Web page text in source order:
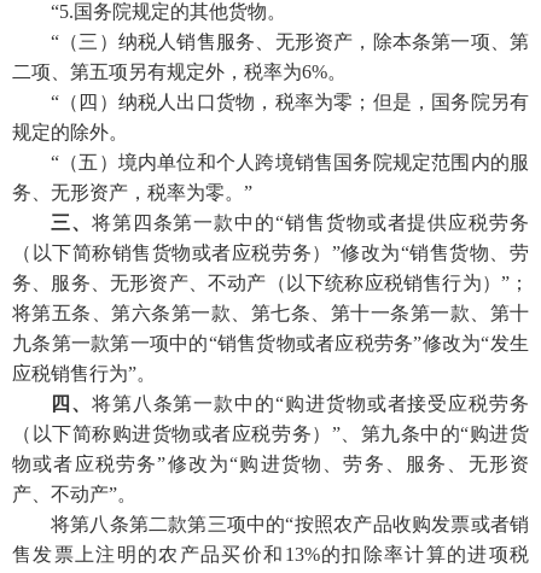
“5.国务院规定的其他货物。
“（三）纳税人销售服务、无形资产，除本条第一项、第
二项、第五项另有规定外，税率为6%。
“（四）纳税人出口货物，税率为零；但是，国务院另有
规定的除外。
“（五）境内单位和个人跨境销售国务院规定范围内的服
务、无形资产，税率为零。”
三、 将第四条第一款中的“销售货物或者提供应税劳务
（以下简称销售货物或者应税劳务）”修改为“销售货物、劳
务、服务、无形资产、不动产（以下统称应税销售行为）”；
将第五条、第六条第一款、第七条、第十一条第一款、第十
九条第一款第一项中的“销售货物或者应税劳务”修改为“发生
应税销售行为”。
四、 将第八条第一款中的“购进货物或者接受应税劳务
（以下简称购进货物或者应税劳务）”、第九条中的“购进货
物或者应税劳务”修改为“购进货物、劳务、服务、无形资
产、不动产”。
将第八条第二款第三项中的“按照农产品收购发票或者销
售发票上注明的农产品买价和13%的扣除率计算的进项税